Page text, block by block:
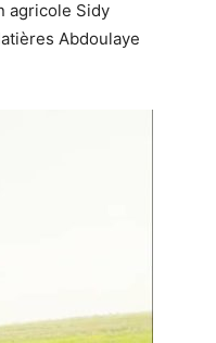
agricole Sidy
Abdoulaye